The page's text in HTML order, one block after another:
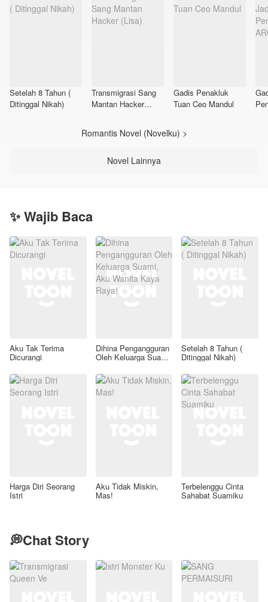
Setelah 8 Tahun (
Ditinggal Nikah)
Transmigrasi Sang
Mantan Hacker
Gadis Penakluk
Tuan Ceo Mandul
Romantis Novel (Novelku) >
Novel Lainnya
✨ Wajib Baca
Aku Tak Terima
Dicurangi
Dihina Pengangguran
Oleh Keluarga Suami,
Raya!
Setelah 8 Tahun (
Ditinggal Nikah)
Harga Diri Seorang
Istri
Aku Tidak Miskin,
Mas!
Terbelenggu Cinta
Sahabat Suamiku
💭Chat Story